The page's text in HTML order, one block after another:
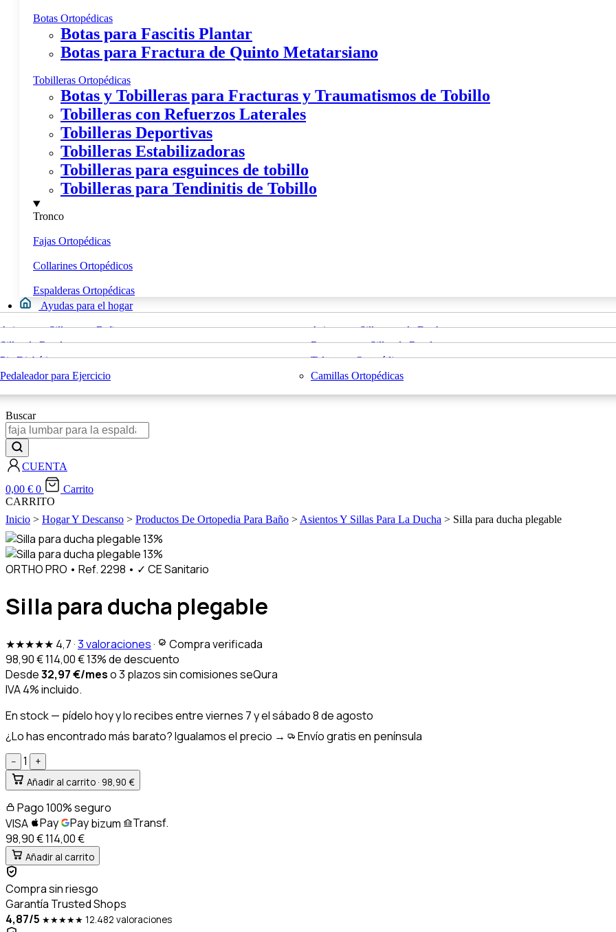
Botas Ortopédicas
Botas para Fascitis Plantar
Botas para Fractura de Quinto Metatarsiano
Tobilleras Ortopédicas
Botas y Tobilleras para Fracturas y Traumatismos de Tobillo
Tobilleras con Refuerzos Laterales
Tobilleras Deportivas
Tobilleras Estabilizadoras
Tobilleras para esguinces de tobillo
Tobilleras para Tendinitis de Tobillo
Tronco
Fajas Ortopédicas
Collarines Ortopédicos
Espalderas Ortopédicas
Ayudas para el hogar
Asientos y Sillas para Bañera Asientos y Sillas para la Ducha
Colchones Antiescaras
Teléfonos para Personas Mayores
Sillas de Ruedas Rampas para Sillas de Ruedas
Pie Diabético Taloneras Ortopédicas
Pedaleador para Ejercicio Camillas Ortopédicas
X
Buscar
CUENTA
0,00 € 0
Carrito
CARRITO
Inicio > Hogar Y Descanso > Productos De Ortopedia Para Baño > Asientos Y Sillas Para La Ducha > Silla para ducha plegable
13%
13%
ORTHO PRO • Ref. 2298 • ✓ CE Sanitario
Silla para ducha plegable
★★★★★ 4,7·3 valoraciones·
Compra verificada
98,90€114,00€13% de descuento
Desde32,97€/meso 3 plazos sin comisionesseQura
IVA 4% incluido.
En stock— pídelo hoy y lo recibes entreviernes 7 y el sábado 8 de agosto
¿Lo has encontrado más barato? Igualamos el precio →
Envío gratis en península
− 1
+
Añadir al carrito · 98,90 €
Pago 100% seguro
VISA
Pay Paybizum
Transf.
98,90 €114,00€
Añadir al carrito
Compra sin riesgo
Garantía Trusted Shops
4,87/5 ★★★★★ 12.482 valoraciones